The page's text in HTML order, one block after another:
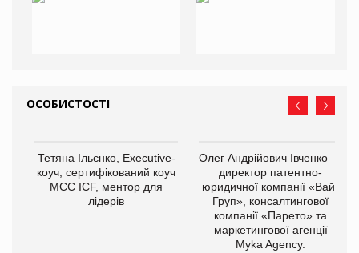
ОСОБИСТОСТІ
Тетяна Ільєнко, Executive-
коуч, сертифікований коуч
МСС ICF, ментор для
лідерів
Олег Андрійович Івченко —
директор патентно-
юридичної компанії «Вайз
Груп», консалтингової
компанії «Парето» та
маркетингової агенції
Myka Agency.